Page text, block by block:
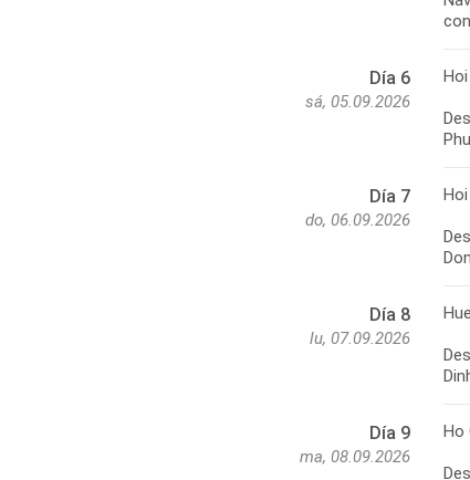
Día 6
sá, 05.09.2026
Día 7
do, 06.09.2026
Día 8
lu, 07.09.2026
Día 9
ma, 08.09.2026
Ho